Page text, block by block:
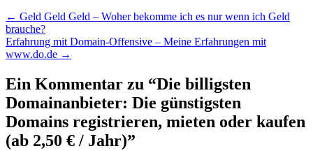
← Geld Geld Geld – Woher bekomme ich es nur wenn ich Geld
brauche?
Erfahrung mit Domain-Offensive – Meine Erfahrungen mit
www.do.de →
Ein Kommentar zu “Die billigsten
Domainanbieter: Die günstigsten
Domains registrieren, mieten oder kaufen
(ab 2,50 € / Jahr)”